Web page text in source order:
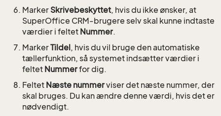
Marker Skrivebeskyttet, hvis du ikke ønsker, at
SuperOffice CRM-brugere selv skal kunne indtaste
værdier i feltet Nummer.
MarkerTildel, hvis du vil bruge den automatiske
tællerfunktion, så systemet indsætter værdier i
feltet Nummerfor dig.
Feltet Næste nummerviser det næste nummer, der
skal bruges. Du kan ændre denne værdi, hvis det er
nødvendigt.